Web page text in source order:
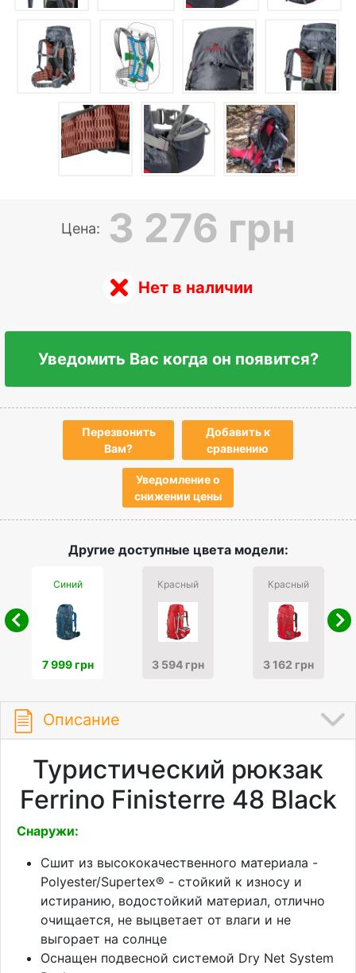
Цена: 3 276 грн
Нет в наличии
Уведомить Вас когда он появится?
Перезвонить
Вам?
Добавить к
сравнению
Уведомление о
снижении цены
Другие доступные цвета модели:
Синий
7 999 грн
Красный
3 594 грн
Красный
3 162 грн
Описание
Туристический рюкзак
Ferrino Finisterre 48 Black
Снаружи:
Сшит из высококачественного материала -
Polyester/Supertex® - стойкий к износу и
истиранию, водостойкий материал, отлично
очищается, не выцветает от влаги и не
выгорает на солнце
Оснащен подвесной системой Dry Net System